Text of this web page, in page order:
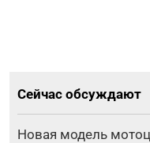
Сейчас обсуждают
Новая модель